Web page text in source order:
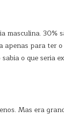
30%
para ter
o que seria
Mas era